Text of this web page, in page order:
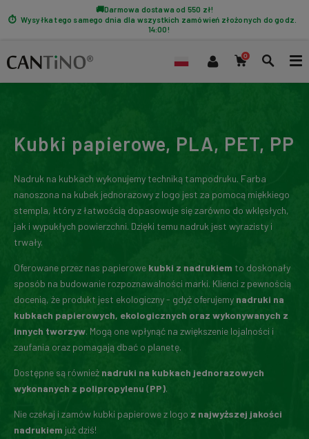
Kubki papierowe, PLA, PET, PP
Nadruk na kubkach wykonujemy techniką tampodruku. Farba
nanoszona na kubek jednorazowy z logo jest za pomocą miękkiego
stempla, który z łatwością dopasowuje się zarówno do wklęsłych,
jak i wypukłych powierzchni. Dzięki temu nadruk jest wyrazisty i
trwały.
Oferowane przez nas papierowe kubki z nadrukiem to doskonały
sposób na budowanie rozpoznawalności marki. Klienci z pewnością
docenią, że produkt jest ekologiczny - gdyż oferujemy nadruki na
kubkach papierowych, ekologicznych oraz wykonywanych z
innych tworzyw. Mogą one wpłynąć na zwiększenie lojalności i
zaufania oraz pomagają dbać o planetę.
Dostępne są również nadruki na kubkach jednorazowych
wykonanych z polipropylenu (PP).
Nie czekaj i zamów kubki papierowe z logo z najwyższej jakości
nadrukiem już dziś!
Darmowa dostawa od 550 zł!
Wysyłka tego samego dnia dla wszystkich zamówień złożonych do godz.
14:00!